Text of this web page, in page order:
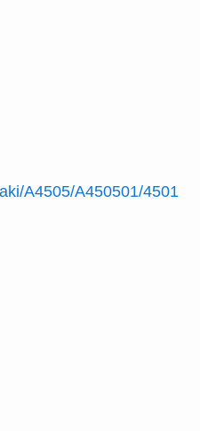
A4505/A450501/4501